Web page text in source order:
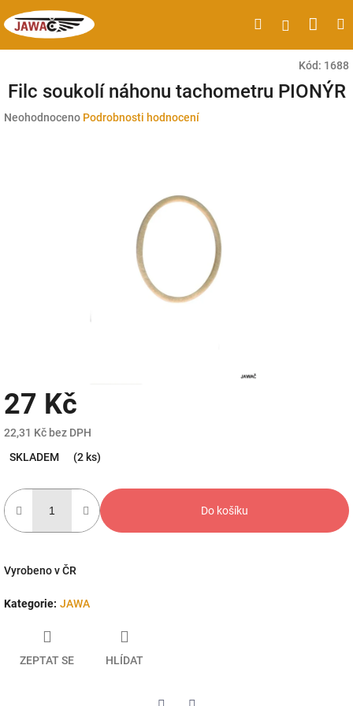
na
obsah
HledatPřihlášení
Kód: 1688
Filc soukolí náhonu tachometru PIONÝR
Průměrné
Neohodnoceno Podrobnosti hodnocení
27 Kč
22,31 Kč bez DPH
cena:
SKLADEM (2 ks)
Do košíku
Vyrobeno v ČR
Kategorie: JAWA
ZEPTAT SE HLÍDAT